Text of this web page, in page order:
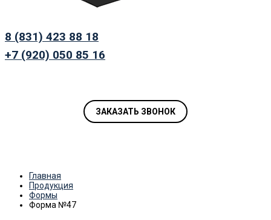
8 (831) 423 88 18
+7 (920) 050 85 16
ЗАКАЗАТЬ ЗВОНОК
Главная
Продукция
Формы
Форма №47